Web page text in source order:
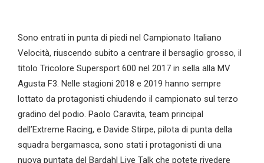
Sono entrati in punta di piedi nel Campionato Italiano
Velocità, riuscendo subito a centrare il bersaglio grosso, il
titolo Tricolore Supersport 600 nel 2017 in sella alla MV
Agusta F3. Nelle stagioni 2018 e 2019 hanno sempre
lottato da protagonisti chiudendo il campionato sul terzo
gradino del podio. Paolo Caravita, team principal
dell’Extreme Racing, e Davide Stirpe, pilota di punta della
squadra bergamasca, sono stati i protagonisti di una
nuova puntata del Bardahl Live Talk che potete rivedere